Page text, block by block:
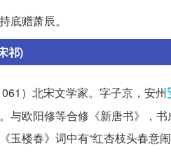
底赠萧辰。
祁)
）北宋文学家。字子京，安州
与欧阳修等合修《新唐书》，
玉楼春》词中有“红杏枝头春意闹